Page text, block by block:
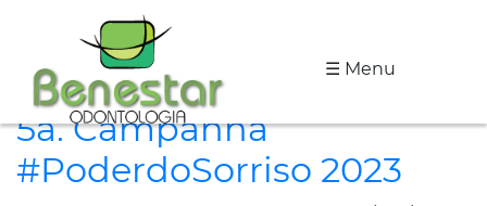
☰ Menu
A
Clínica
Especialidades
5a. Campanha
#PoderdoSorriso 2023